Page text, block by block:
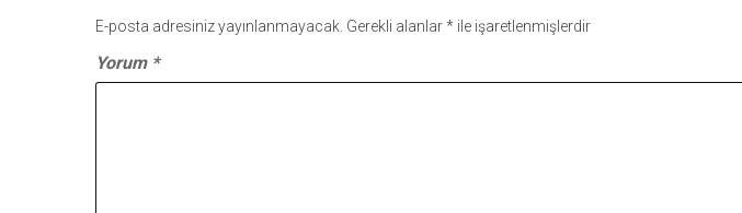
E-posta adresiniz yayınlanmayacak. Gerekli alanlar* ile işaretlenmişlerdir
Yorum *